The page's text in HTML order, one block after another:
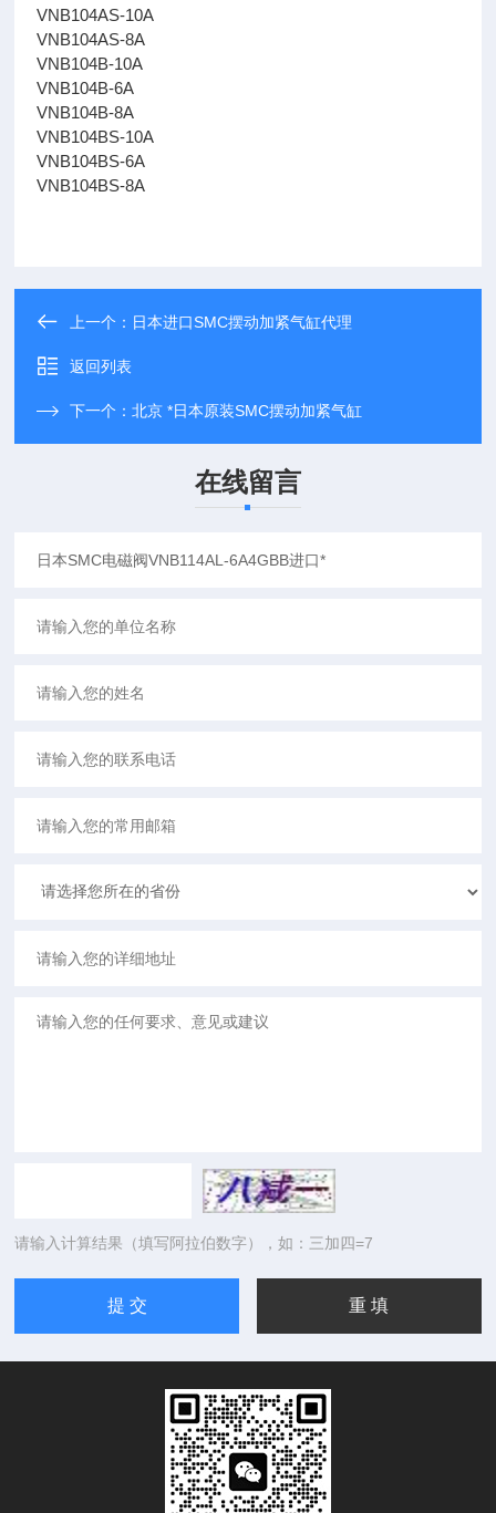
VNB104AS-10A
VNB104AS-8A
VNB104B-10A
VNB104B-6A
VNB104B-8A
VNB104BS-10A
VNB104BS-6A
VNB104BS-8A
上一个： 日本进口SMC摆动加紧气缸代理
返回列表
下一个：北京 *日本原装SMC摆动加紧气缸
在线留言
请输入计算结果（填写阿拉伯数字），如：三加四=7